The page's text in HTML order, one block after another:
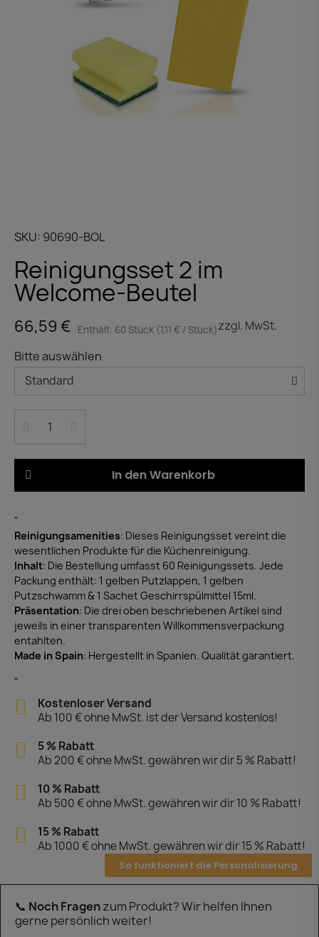
SKU 90690-BOL
Reinigungsset 2 im
Welcome-Beutel
66,59 € Enthält: 60 Stück (1,11 € / Stück)zzgl. MwSt.
Bitte auswählen
In den Warenkorb
"
Reinigungsamenities: Dieses Reinigungsset vereint die
wesentlichen Produkte für die Küchenreinigung.
Inhalt: Die Bestellung umfasst 60 Reinigungssets. Jede
Packung enthält: 1 gelben Putzlappen, 1 gelben
Putzschwamm & 1 Sachet Geschirrspülmittel 15ml.
Präsentation: Die drei oben beschriebenen Artikel sind
jeweils in einer transparenten Willkommensverpackung
entahlten.
Made in Spain: Hergestellt in Spanien. Qualität garantiert.
"
Kostenloser Versand
Ab 100 € ohne MwSt. ist der Versand kostenlos!
5 % Rabatt
Ab 200 € ohne MwSt. gewähren wir dir 5 % Rabatt!
10 % Rabatt
Ab 500 € ohne MwSt. gewähren wir dir 10 % Rabatt!
15 % Rabatt
Ab 1000 € ohne MwSt. gewähren wir dir 15 % Rabatt!
So funktioniert die Personalisierung
📞 Noch Fragenzum Produkt? Wir helfen Ihnen
gerne persönlich weiter!